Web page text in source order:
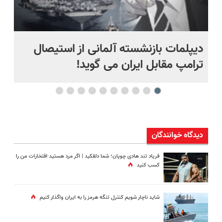
دیپلمات بازنشسته آلمانی از استیصال
ترامپ مقابل ایران می گوید!
دیدگاه خوانندگان
فریاد تند هادی چوپان؛‌ شما دلقکید | اگر مرد هستید افتخارات من را
کسب کنید
شاید ناچار شویم کنترل تنگه هرمز را به ایران واگذار کنیم